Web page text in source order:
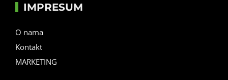
IMPRESUM
O nama
Kontakt
MARKETING